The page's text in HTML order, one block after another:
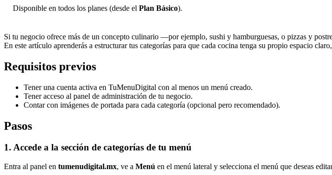
Disponible en todos los planes (desde el Plan Básico).
Si tu negocio ofrece más de un concepto culinario —por ejemplo, sushi y hamburguesas, o pizzas y
En este artículo aprenderás a estructurar tus categorías para que cada cocina tenga su propio espacio
Requisitos previos
Tener una cuenta activa en TuMenuDigital con al menos un menú creado.
Tener acceso al panel de administración de tu negocio.
Contar con imágenes de portada para cada categoría (opcional pero recomendado).
Pasos
1. Accede a la sección de categorías de tu menú
Entra al panel en tumenudigital.mx, ve a Menú en el menú lateral y selecciona el menú que deseas